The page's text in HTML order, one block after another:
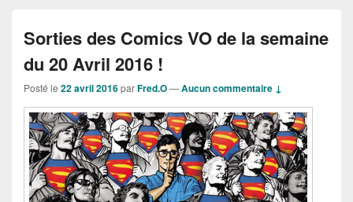
Sorties des Comics VO de la semaine
du 20 Avril 2016 !
Posté le 22 avril 2016parFred.O—Aucun commentaire ↓